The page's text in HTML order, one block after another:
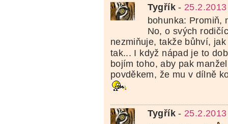
Tygřík-
bohunka: Promiň,
No, o svých
nezmiňuje, takže bůhví,
tak... I když nápad je to
bojím toho, aby pak
povděkem, že mu v dílně
Tygřík-